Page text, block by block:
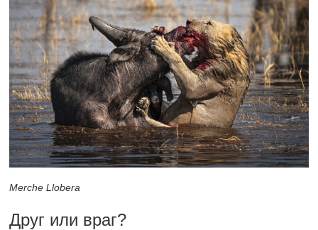
Merche Llobera
Друг или враг?